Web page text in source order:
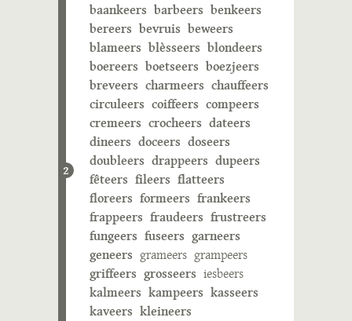
2
baankeers barbeers benkeers
bereers bevruis beweers
blameers blèsseers blondeers
boereers boetseers boezjeers
breveers charmeers chauffeers
circuleers coiffeers compeers
cremeers crocheers dateers
dineers doceers doseers
doubleers drappeers dupeers
fêteers fileers flatteers
floreers formeers frankeers
frappeers fraudeers frustreers
fungeers fuseers garneers
geneers grameers grampeers
griffeers grosseers iesbeers
kalmeers kampeers kasseers
kaveers kleineers